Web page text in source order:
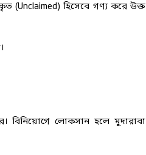
(Unclaimed) হিসেবে গণ্য করে উক্ত
বিনিয়োগে লোকসান হলে মুদারাবা